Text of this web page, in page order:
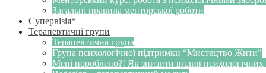
Загальні правила менторської роботи
Супервізія*
Терапевтичні групи
Терапевтична група
Група психологічної підтримки “Мистецтво Жити”
Мені пороблено?! Як знизити вплив психологічних